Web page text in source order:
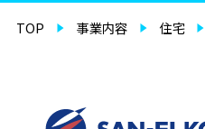
TOP 事業内容 住宅